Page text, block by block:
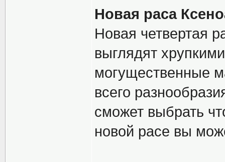
Новая раса
Новая четвертая
выглядят
могущественные
всего
сможет выбрать
новой расе вы